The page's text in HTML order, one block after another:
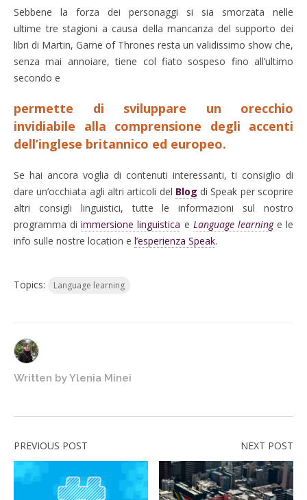
Sebbene la forza dei personaggi si sia smorzata nelle
ultime tre stagioni a causa della mancanza del supporto dei
libri di Martin, Game of Thrones resta un validissimo show che,
senza mai annoiare, tiene col fiato sospeso fino all’ultimo
secondo e
permette di sviluppare un orecchio
invidiabile alla comprensione degli accenti
dell’inglese britannico ed europeo.
Se hai ancora voglia di contenuti interessanti, ti consiglio di
dare un’occhiata agli altri articoli del Blog di Speak per scoprire
altri consigli linguistici, tutte le informazioni sul nostro
programma diimmersione linguistica e Language learninge le
info sulle nostre location e l’esperienza Speak.
Topics: Language learning
Written byYlenia Minei
PREVIOUS POST NEXT POST